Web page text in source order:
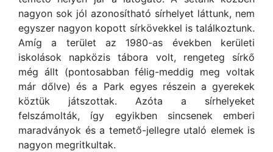
nagyon sok jól azonosítható sírhelyet láttunk, nem
egyszer nagyon kopott sírkövekkel is találkoztunk.
Amíg a terület az 1980-as években kerületi
iskolások napközis tábora volt, rengeteg sírkő
még állt (pontosabban félig-meddig meg voltak
már dőlve) és a Park egyes részein a gyerekek
köztük játszottak. Azóta a sírhelyeket
felszámolták, így egyikben sincsenek emberi
maradványok és a temető-jellegre utaló elemek is
nagyon megritkultak.